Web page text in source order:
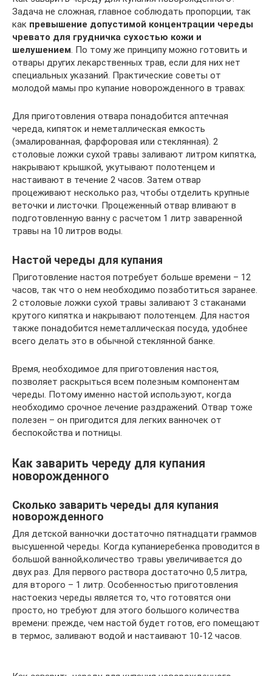
Задача не сложная, главное соблюдать пропорции, так
как превышение допустимой концентрации череды
чревато для грудничка сухостью кожи и
шелушением. По тому же принципу можно готовить и
отвары других лекарственных трав, если для них нет
специальных указаний. Практические советы от
молодой мамы про купание новорожденного в травах:
Для приготовления отвара понадобится аптечная
череда, кипяток и неметаллическая емкость
(эмалированная, фарфоровая или стеклянная). 2
столовые ложки сухой травы заливают литром кипятка,
накрывают крышкой, укутывают полотенцем и
настаивают в течение 2 часов. Затем отвар
процеживают несколько раз, чтобы отделить крупные
веточки и листочки. Процеженный отвар вливают в
подготовленную ванну с расчетом 1 литр заваренной
травы на 10 литров воды.
Настой череды для купания
Приготовление настоя потребует больше времени – 12
часов, так что о нем необходимо позаботиться заранее.
2 столовые ложки сухой травы заливают 3 стаканами
крутого кипятка и накрывают полотенцем. Для настоя
также понадобится неметаллическая посуда, удобнее
всего делать это в обычной стеклянной банке.
Время, необходимое для приготовления настоя,
позволяет раскрыться всем полезным компонентам
череды. Потому именно настой используют, когда
необходимо срочное лечение раздражений. Отвар тоже
полезен – он пригодится для легких ванночек от
беспокойства и потницы.
Как заварить череду для купания
новорожденного
Сколько заварить череды для купания
новорожденного
Для детской ванночки достаточно пятнадцати граммов
высушенной череды. Когда купаниеребенка проводится в
большой ванной,количество травы увеличивается до
двух раз. Для первого раствора достаточно 0,5 литра,
для второго – 1 литр. Особенностью приготовления
настоекиз череды является то, что готовятся они
просто, но требуют для этого большого количества
времени: прежде, чем настой будет готов, его помещают
в термос, заливают водой и настаивают 10-12 часов.